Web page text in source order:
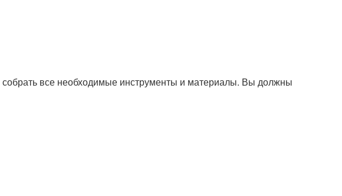
собрать все необходимые инструменты и материалы. Вы должны